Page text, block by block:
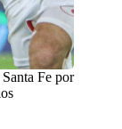
Fe por